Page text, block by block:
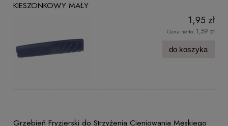
KIESZONKOWY MAŁY
1,95 zł
Cena netto: 1,59 zł
do koszyka
Grzebień Fryzjerski do Strzyżenia Cieniowania Męskiego